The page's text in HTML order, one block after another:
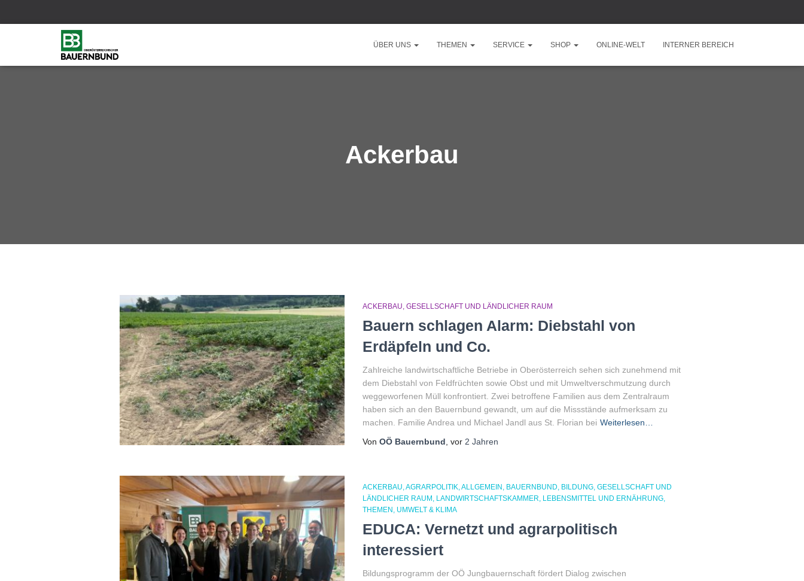
ÜBER UNS THEMEN SERVICE SHOP ONLINE-WELT INTERNER BEREICH
Ackerbau
ACKERBAU GESELLSCHAFT UND LÄNDLICHER RAUM
Bauern schlagen Alarm: Diebstahl von
Erdäpfeln und Co.
Zahlreiche landwirtschaftliche Betriebe in Oberösterreich sehen sich zunehmend mit
dem Diebstahl von Feldfrüchten sowie Obst und mit Umweltverschmutzung durch
weggeworfenen Müll konfrontiert. Zwei betroffene Familien aus dem Zentralraum
haben sich an den Bauernbund gewandt, um auf die Missstände aufmerksam zu
machen. Familie Andrea und Michael Jandl aus St. Florian bei Weiterlesen…
Von OÖ Bauernbund , vor 2 Jahren
ACKERBAU AGRARPOLITIK ALLGEMEIN BAUERNBUND BILDUNG GESELLSCHAFT UND
LÄNDLICHER RAUM
LANDWIRTSCHAFTSKAMMER
LEBENSMITTEL UND ERNÄHRUNG
THEMEN
UMWELT & KLIMA
EDUCA: Vernetzt und agrarpolitisch
interessiert
Bildungsprogramm der OÖ Jungbauernschaft fördert Dialog zwischen